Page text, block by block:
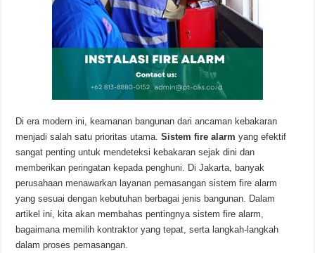
Di era modern ini, keamanan bangunan dari ancaman kebakaran
menjadi salah satu prioritas utama.Sistem fire alarm yang efektif
sangat penting untuk mendeteksi kebakaran sejak dini dan
memberikan peringatan kepada penghuni. Di Jakarta, banyak
perusahaan menawarkan layanan pemasangan sistem fire alarm
yang sesuai dengan kebutuhan berbagai jenis bangunan. Dalam
artikel ini, kita akan membahas pentingnya sistem fire alarm,
bagaimana memilih kontraktor yang tepat, serta langkah-langkah
dalam proses pemasangan.